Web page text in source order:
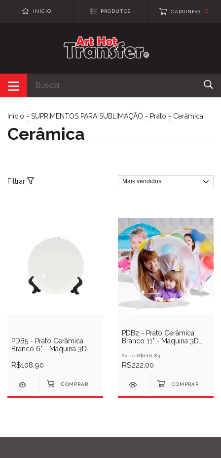
INÍCIO PRODUTOS CARRINHO 0
Início - SUPRIMENTOS PARA SUBLIMAÇÃO - Prato - Cerâmica
Cerâmica
Filtrar
PDB5 - Prato Cerâmica
Branco 6" - Máquina 3D
R$108,90
PDB2 - Prato Cerâmica
Branco 11" - Máquina 3D
2x de R$116,84
R$222,00